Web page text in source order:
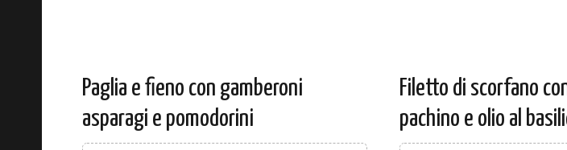
Paglia e fieno con gamberoni
asparagi e pomodorini
Filetto di scorfano
pachino e olio al